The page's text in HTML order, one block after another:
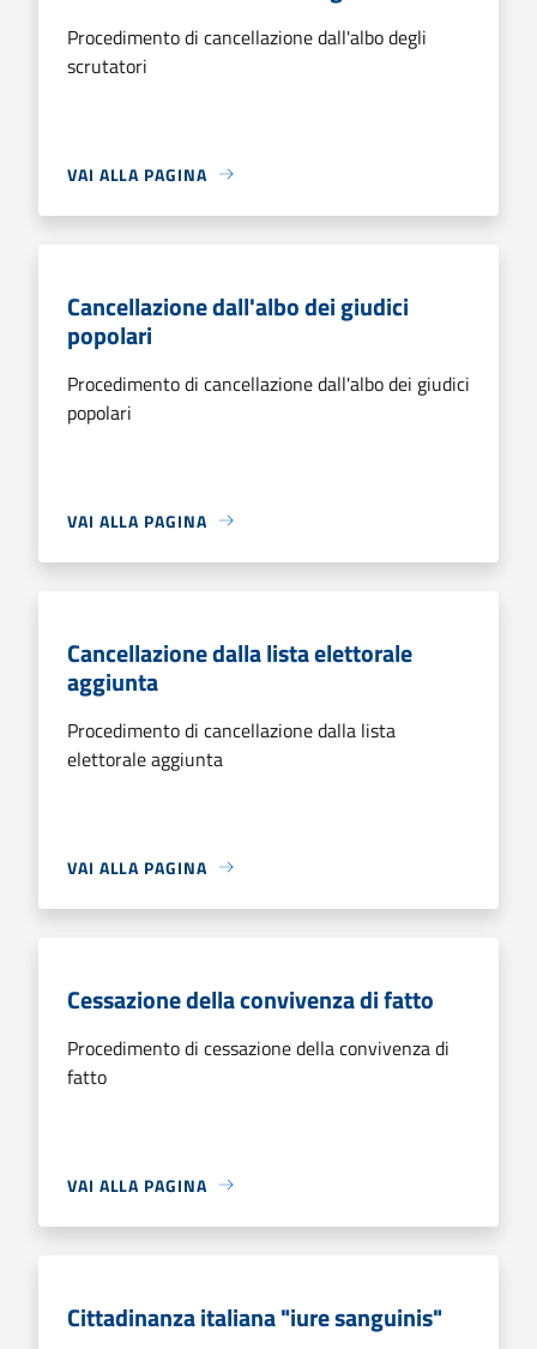
Procedimento di cancellazione dall'albo degli
scrutatori
VAI ALLA PAGINA
Cancellazione dall'albo dei giudici
popolari
Procedimento di cancellazione dall'albo dei giudici
popolari
VAI ALLA PAGINA
Cancellazione dalla lista elettorale
aggiunta
Procedimento di cancellazione dalla lista
elettorale aggiunta
VAI ALLA PAGINA
Cessazione della convivenza di fatto
Procedimento di cessazione della convivenza di
fatto
VAI ALLA PAGINA
Cittadinanza italiana "iure sanguinis"